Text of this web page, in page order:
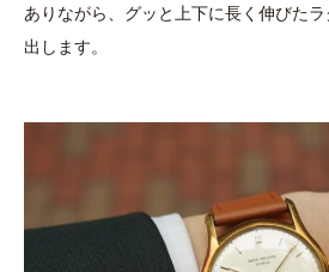
ありながら、グッと上下に長く伸びた
出します。